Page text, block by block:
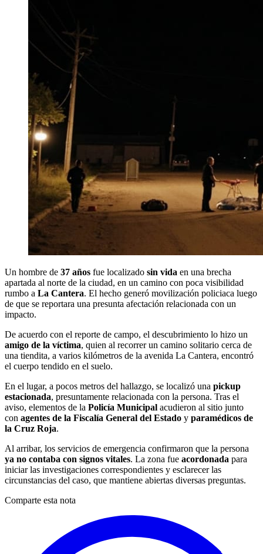
Un hombre de 37 años fue localizado sin vida en una brecha
apartada al norte de la ciudad, en un camino con poca visibilidad
rumbo a La Cantera. El hecho generó movilización policiaca luego
de que se reportara una presunta afectación relacionada con un
impacto.
De acuerdo con el reporte de campo, el descubrimiento lo hizo un
amigo de la víctima, quien al recorrer un camino solitario cerca de
una tiendita, a varios kilómetros de la avenida La Cantera, encontró
el cuerpo tendido en el suelo.
En el lugar, a pocos metros del hallazgo, se localizó una pickup
estacionada, presuntamente relacionada con la persona. Tras el
aviso, elementos de la Policía Municipal acudieron al sitio junto
con agentes de la Fiscalía General del Estado y paramédicos de
la Cruz Roja.
Al arribar, los servicios de emergencia confirmaron que la persona
ya no contaba con signos vitales. La zona fue acordonada para
iniciar las investigaciones correspondientes y esclarecer las
circunstancias del caso, que mantiene abiertas diversas preguntas.
Comparte esta nota